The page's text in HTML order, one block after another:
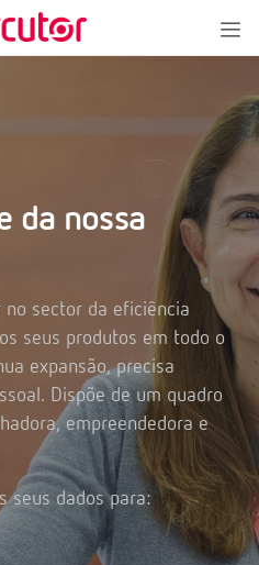
da nossa
no sector da eficiência
seus produtos em todo o
expansão, precisa
Dispõe de um quadro
empreendedora e
seus dados para: